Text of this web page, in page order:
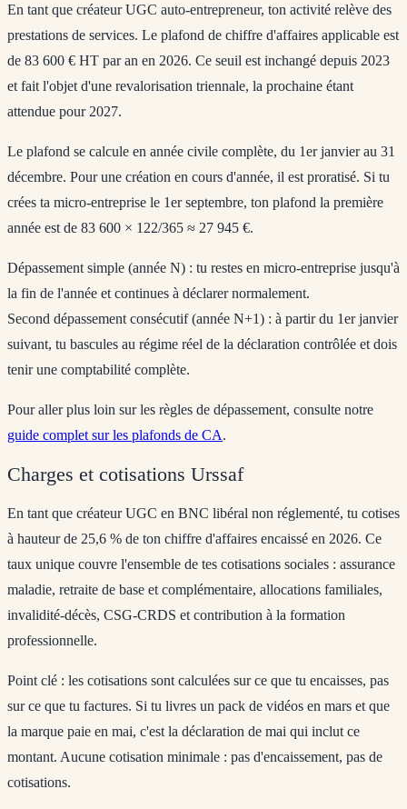
En tant que créateur UGC auto-entrepreneur, ton activité relève des
prestations de services. Le plafond de chiffre d'affaires applicable est
de 83 600 € HT par an en 2026. Ce seuil est inchangé depuis 2023
et fait l'objet d'une revalorisation triennale, la prochaine étant
attendue pour 2027.
Le plafond se calcule en année civile complète, du 1er janvier au 31
décembre. Pour une création en cours d'année, il est proratisé. Si tu
crées ta micro-entreprise le 1er septembre, ton plafond la première
année est de 83 600 × 122/365 ≈ 27 945 €.
Dépassement simple (année N) : tu restes en micro-entreprise jusqu'à
la fin de l'année et continues à déclarer normalement.
Second dépassement consécutif (année N+1) : à partir du 1er janvier
suivant, tu bascules au régime réel de la déclaration contrôlée et dois
tenir une comptabilité complète.
Pour aller plus loin sur les règles de dépassement, consulte notre
guide complet sur les plafonds de CA.
Charges et cotisations Urssaf
En tant que créateur UGC en BNC libéral non réglementé, tu cotises
à hauteur de 25,6 % de ton chiffre d'affaires encaissé en 2026. Ce
taux unique couvre l'ensemble de tes cotisations sociales : assurance
maladie, retraite de base et complémentaire, allocations familiales,
invalidité-décès, CSG-CRDS et contribution à la formation
professionnelle.
Point clé : les cotisations sont calculées sur ce que tu encaisses, pas
sur ce que tu factures. Si tu livres un pack de vidéos en mars et que
la marque paie en mai, c'est la déclaration de mai qui inclut ce
montant. Aucune cotisation minimale : pas d'encaissement, pas de
cotisations.